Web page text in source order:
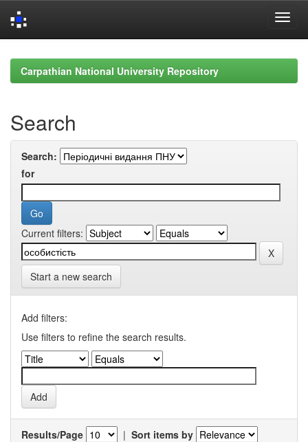
navigationCarpathian National University Repository
Search
Search:
for
Current filters:
Start a new search
Add filters:
Use filters to refine the search results.
Results/Page | Sort items by